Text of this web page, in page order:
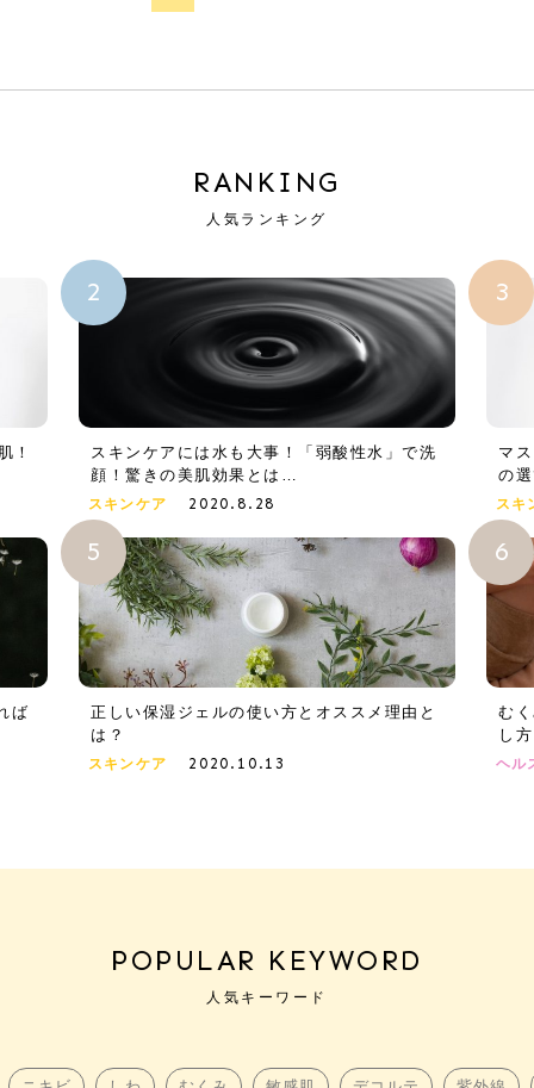
RANKING
人気ランキング
！
スキンケアには水も大事！「弱酸性水」で洗
顔！驚きの美肌効果とは…
スキンケア 2020.8.28
マ
の
スキ
ば
正しい保湿ジェルの使い方とオススメ理由と
は？
スキンケア 2020.10.13
む
し方
ヘル
POPULAR KEYWORD
人気キーワード